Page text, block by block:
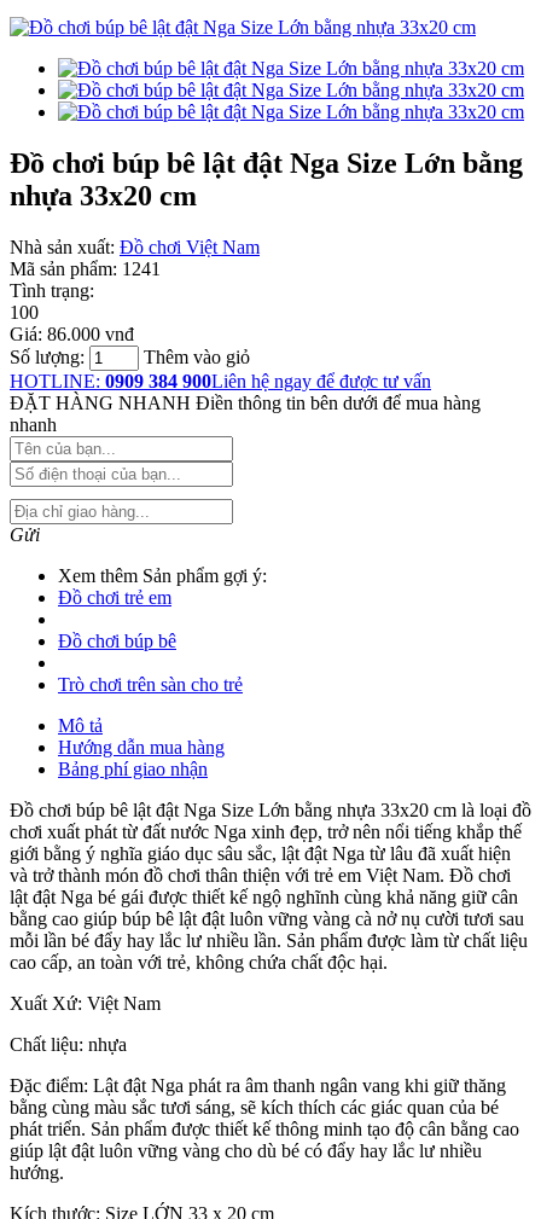
Đồ chơi búp bê lật đật Nga Size Lớn bằng
nhựa 33x20 cm
Nhà sản xuất: Đồ chơi Việt Nam
Mã sản phẩm: 1241
Tình trạng:
100
Giá: 86.000 vnđ
Số lượng:
Thêm vào giỏ
HOTLINE: 0909 384 900Liên hệ ngay để được tư vấn
ĐẶT HÀNG NHANH Điền thông tin bên dưới để mua hàng
nhanh
Gửi
Xem thêm Sản phẩm gợi ý:
Đồ chơi trẻ em
Đồ chơi búp bê
Trò chơi trên sàn cho trẻ
Mô tả
Hướng dẫn mua hàng
Bảng phí giao nhận
Đồ chơi búp bê lật đật Nga Size Lớn bằng nhựa 33x20 cm là loại đồ
chơi xuất phát từ đất nước Nga xinh đẹp, trở nên nổi tiếng khắp thế
giới bằng ý nghĩa giáo dục sâu sắc, lật đật Nga từ lâu đã xuất hiện
và trở thành món đồ chơi thân thiện với trẻ em Việt Nam. Đồ chơi
lật đật Nga bé gái được thiết kế ngộ nghĩnh cùng khả năng giữ cân
bằng cao giúp búp bê lật đật luôn vững vàng cà nở nụ cười tươi sau
mỗi lần bé đẩy hay lắc lư nhiều lần. Sản phẩm được làm từ chất liệu
cao cấp, an toàn với trẻ, không chứa chất độc hại.
Xuất Xứ: Việt Nam
Chất liệu: nhựa
Đặc điểm: Lật đật Nga phát ra âm thanh ngân vang khi giữ thăng
bằng cùng màu sắc tươi sáng, sẽ kích thích các giác quan của bé
phát triển. Sản phẩm được thiết kế thông minh tạo độ cân bằng cao
giúp lật đật luôn vững vàng cho dù bé có đẩy hay lắc lư nhiều
hướng.
Kích thước: Size LỚN 33 x 20 cm